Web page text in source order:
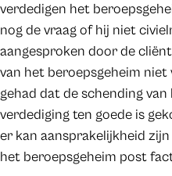
verdedigen het
nog de vraag of hij niet
aangesproken door de
van het beroepsgeheim niet
gehad dat de schending
verdediging ten goede is
er kan aansprakelijkheid
het beroepsgeheim post